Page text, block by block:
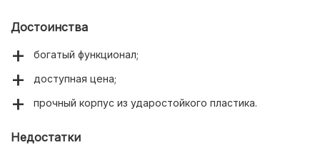
Достоинства
богатый функционал;
доступная цена;
прочный корпус из ударостойкого пластика.
Недостатки